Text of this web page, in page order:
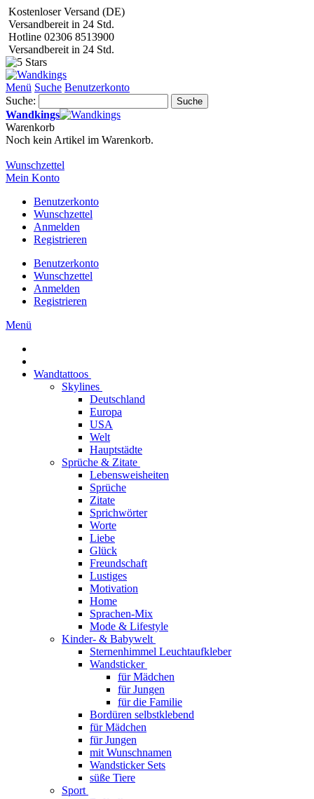
Kostenloser Versand (DE)
Versandbereit in 24 Std.
Hotline 02306 8513900
Versandbereit in 24 Std.
Menü Suche Benutzerkonto
Suche:
Suche
Wandkings
Warenkorb
Noch kein Artikel im Warenkorb.
Wunschzettel
Mein Konto
Benutzerkonto
Wunschzettel
Anmelden
Registrieren
Benutzerkonto
Wunschzettel
Anmelden
Registrieren
Menü
Wandtattoos
Skylines
Deutschland
Europa
USA
Welt
Hauptstädte
Sprüche & Zitate
Lebensweisheiten
Sprüche
Zitate
Sprichwörter
Worte
Liebe
Glück
Freundschaft
Lustiges
Motivation
Home
Sprachen-Mix
Mode & Lifestyle
Kinder- & Babywelt
Sternenhimmel Leuchtaufkleber
Wandsticker
für Mädchen
für Jungen
für die Familie
Bordüren selbstklebend
für Mädchen
für Jungen
mit Wunschnamen
Wandsticker Sets
süße Tiere
Sport